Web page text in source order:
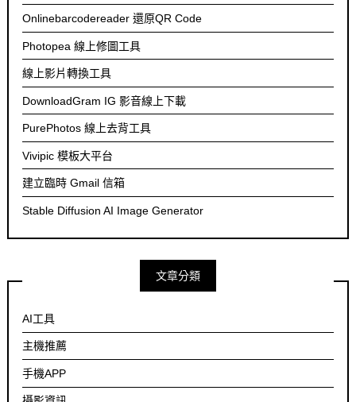
Onlinebarcodereader 還原QR Code
Photopea 線上修圖工具
線上影片轉換工具
DownloadGram IG 影音線上下載
PurePhotos 線上去背工具
Vivipic 模板大平台
建立臨時 Gmail 信箱
Stable Diffusion AI Image Generator
文章分類
AI工具
主機推薦
手機APP